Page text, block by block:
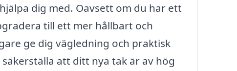
dig med. Oavsett om du har ett
till ett mer hållbart och
ge dig vägledning och praktisk
att ditt nya tak är av hög